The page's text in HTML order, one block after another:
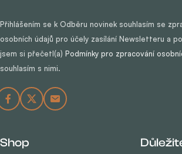
Přihlášením se k Odběru novinek souhlasím se
osobních údajů pro účely zasílání Newsletteru a
jsem si přečetl(a) Podmínky pro zpracování
souhlasím s nimi.
Shop